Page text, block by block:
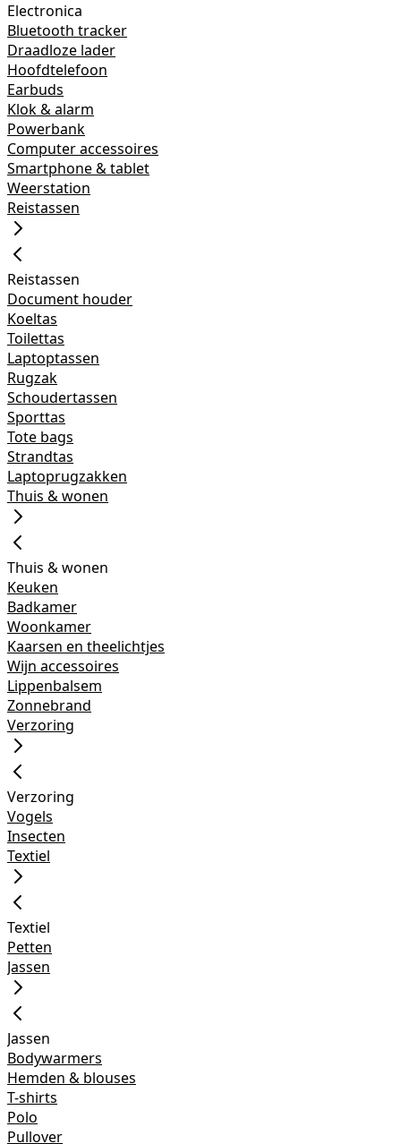
Electronica
Bluetooth tracker
Draadloze lader
Hoofdtelefoon
Earbuds
Klok & alarm
Powerbank
Computer accessoires
Smartphone & tablet
Weerstation
Reistassen
Reistassen
Document houder
Koeltas
Toilettas
Laptoptassen
Rugzak
Schoudertassen
Sporttas
Tote bags
Strandtas
Laptoprugzakken
Thuis & wonen
Thuis & wonen
Keuken
Badkamer
Woonkamer
Kaarsen en theelichtjes
Wijn accessoires
Lippenbalsem
Zonnebrand
Verzoring
Verzoring
Vogels
Insecten
Textiel
Textiel
Petten
Jassen
Jassen
Bodywarmers
Hemden & blouses
T-shirts
Polo
Pullover